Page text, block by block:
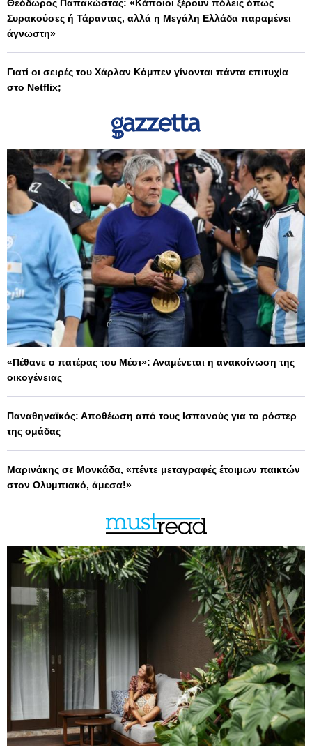
Θεόδωρος Παπακώστας: «Κάποιοι ξέρουν πόλεις όπως
Συρακούσες ή Τάραντας, αλλά η Μεγάλη Ελλάδα παραμένει
άγνωστη»
Γιατί οι σειρές του Χάρλαν Κόμπεν γίνονται πάντα επιτυχία
στο Netflix;
«Πέθανε ο πατέρας του Μέσι»: Αναμένεται η ανακοίνωση της
οικογένειας
Παναθηναϊκός: Αποθέωση από τους Ισπανούς για το ρόστερ
της ομάδας
Μαρινάκης σε Μονκάδα, «πέντε μεταγραφές έτοιμων παικτών
στον Ολυμπιακό, άμεσα!»